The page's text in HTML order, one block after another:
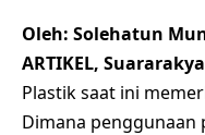
Oleh: Solehatun
ARTIKEL,
Plastik saat ini
Dimana penggunaan